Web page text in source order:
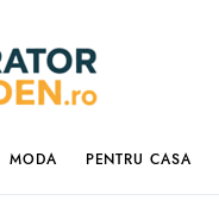
MODA PENTRU CASA